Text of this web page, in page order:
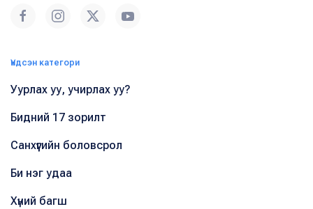
Үндсэн категори
Уурлах уу, учирлах уу?
Бидний 17 зорилт
Санхүүгийн боловсрол
Би нэг удаа
Хүний багш